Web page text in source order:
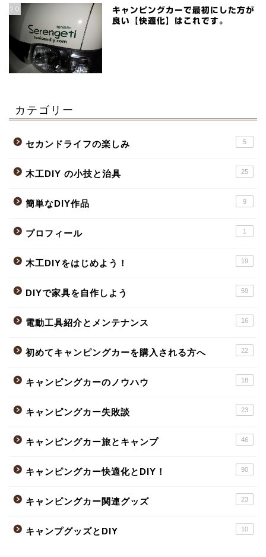
20
キャンピングカーで最初にした方が
良い【快適化】はこれです。
カテゴリー
セカンドライフの楽しみ 5
木工DIY の小技と治具 25
簡単なDIY作品 9
プロフィール 1
木工DIYをはじめよう！ 19
DIYで家具を自作しよう 59
電動工具紹介とメンテナンス 16
初めてキャンピングカーを購入される方へ 22
キャンピングカーのノウハウ 18
キャンピングカー失敗談 23
キャンピングカー旅とキャンプ 46
キャンピングカー快適化とDIY！ 90
キャンピングカー関連グッズ 23
キャンプグッズとDIY 10